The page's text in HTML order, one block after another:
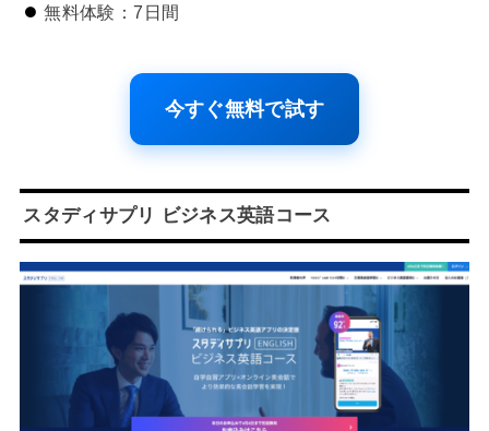
無料体験：7日間
今すぐ無料で試す
スタディサプリ ビジネス英語コース